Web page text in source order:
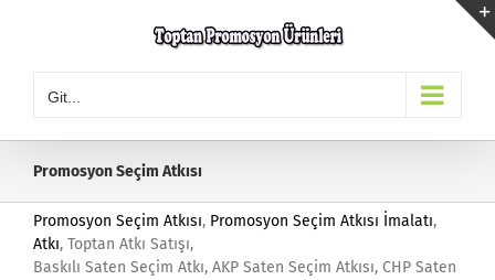
Git...
Promosyon Seçim Atkısı
Promosyon Seçim Atkısı, Promosyon Seçim Atkısı İmalatı,
Atkı, Toptan Atkı Satışı,
Baskılı Saten Seçim Atkı, AKP Saten Seçim Atkısı, CHP Saten